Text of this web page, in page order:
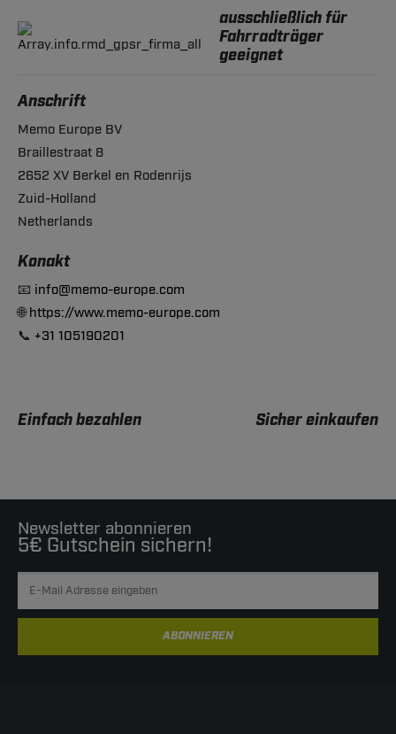
ausschließlich für
Fahrradträger
geeignet
Anschrift
Memo Europe BV
Braillestraat 8
2652 XV Berkel en Rodenrijs
Zuid-Holland
Netherlands
Konakt
📧 info@memo-europe.com
🌐https://www.memo-europe.com
📞 +31 105190201
Einfach bezahlen Sicher einkaufen
Newsletter abonnieren
5€ Gutschein sichern!
ABONNIEREN